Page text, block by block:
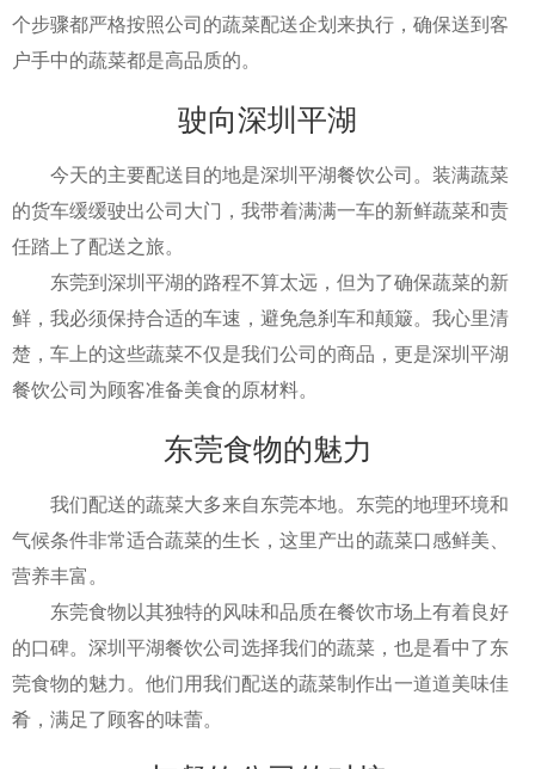
个步骤都严格按照公司的蔬菜配送企划来执行，确保送到客
户手中的蔬菜都是高品质的。
驶向深圳平湖
今天的主要配送目的地是深圳平湖餐饮公司。装满蔬菜
的货车缓缓驶出公司大门，我带着满满一车的新鲜蔬菜和责
任踏上了配送之旅。
东莞到深圳平湖的路程不算太远，但为了确保蔬菜的新
鲜，我必须保持合适的车速，避免急刹车和颠簸。我心里清
楚，车上的这些蔬菜不仅是我们公司的商品，更是深圳平湖
餐饮公司为顾客准备美食的原材料。
东莞食物的魅力
我们配送的蔬菜大多来自东莞本地。东莞的地理环境和
气候条件非常适合蔬菜的生长，这里产出的蔬菜口感鲜美、
营养丰富。
东莞食物以其独特的风味和品质在餐饮市场上有着良好
的口碑。深圳平湖餐饮公司选择我们的蔬菜，也是看中了东
莞食物的魅力。他们用我们配送的蔬菜制作出一道道美味佳
肴，满足了顾客的味蕾。